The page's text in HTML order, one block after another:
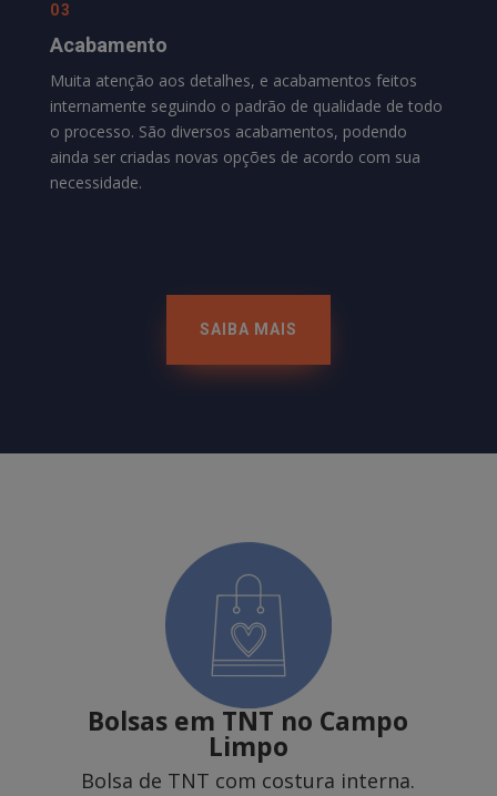
03
Acabamento
Muita atenção aos detalhes, e acabamentos feitos
internamente seguindo o padrão de qualidade de todo
o processo. São diversos acabamentos, podendo
ainda ser criadas novas opções de acordo com sua
necessidade.
SAIBA MAIS
Bolsas em TNT no Campo
Limpo
Bolsa de TNT com costura interna.